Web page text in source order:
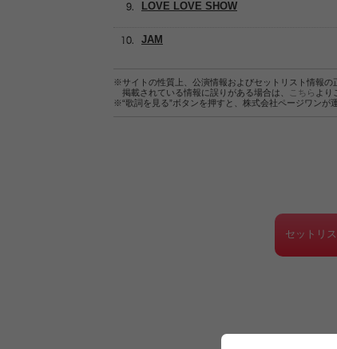
JAM
LOVE LOVE SHOW
※サイトの性質上、公演情報およびセットリスト情報の
掲載されている情報に誤りがある場合は、
こちら より
※“歌詞を見る”ボタンを押すと、株式会社ページワンが
セットリ